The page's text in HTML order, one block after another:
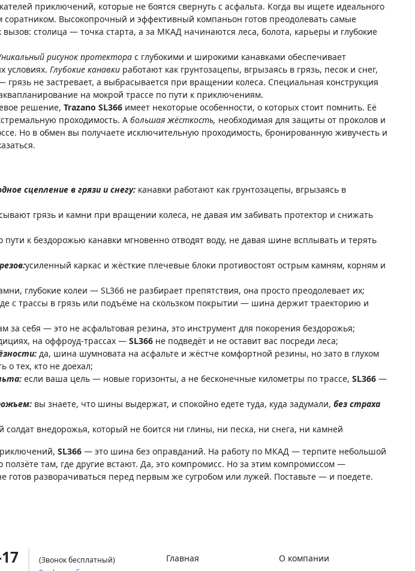
приключений, которые не боятся свернуть с асфальта. Когда вы ищете идеального
Высокопрочный и эффективный компаньон готов преодолевать самые
столица — точка старта, а за МКАД начинаются леса, болота, карьеры и глубокие
рисунок протектора с глубокими и широкими канавками обеспечивает
условиях. Глубокие канавки работают как грунтозацепы, вгрызаясь в грязь, песок и снег,
не застревает, а выбрасывается при вращении колеса. Специальная конструкция
на мокрой трассе по пути к приключениям.
решение, Trazano SL366 имеет некоторые особенности, о которых стоит помнить. Её
проходимость. А большая жёсткость, необходимая для защиты от проколов и
Но в обмен вы получаете исключительную проходимость, бронированную живучесть и
сцепление в грязи и снегу: канавки работают как грунтозацепы, вгрызаясь в
грязь и камни при вращении колеса, не давая им забивать протектор и снижать
пути к бездорожью канавки мгновенно отводят воду, не давая шине всплывать и терять
усиленный каркас и жёсткие плечевые блоки противостоят острым камням, корням и
глубокие колеи — SL366 не разбирает препятствия, она просто преодолевает их;
с трассы в грязь или подъёме на скользком покрытии — шина держит траекторию и
себя — это не асфальтовая резина, это инструмент для покорения бездорожья;
на оффроуд-трассах — SL366 не подведёт и не оставит вас посреди леса;
да, шина шумновата на асфальте и жёстче комфортной резины, но зато в глухом
тех, кто не доехал;
если ваша цель — новые горизонты, а не бесконечные километры по трассе, SL366 —
вы знаете, что шины выдержат, и спокойно едете туда, куда задумали, без страха
солдат внедорожья, который не боится ни глины, ни песка, ни снега, ни камней
SL366 — это шина без оправданий. На работу по МКАД — терпите небольшой
там, где другие встают. Да, это компромисс. Но за этим компромиссом —
готов разворачиваться перед первым же сугробом или лужей. Поставьте — и поедете.
(Звонок бесплатный)
Главная О компании